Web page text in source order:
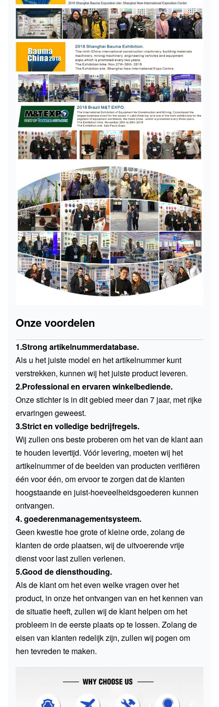
Onze voordelen
1.Strong artikelnummerdatabase.
Als u het juiste model en het artikelnummer kunt
verstrekken, kunnen wij het juiste product leveren.
2.Professional en ervaren winkelbediende.
Onze stichter is in dit gebied meer dan 7 jaar, met rijke
ervaringen geweest.
3.Strict en volledige bedrijfregels.
Wij zullen ons beste proberen om het van de klant aan
te houden levertijd. Vóór levering, moeten wij het
artikelnummer of de beelden van producten verifiëren
één voor één, om ervoor te zorgen dat de klanten
hoogstaande en juist-hoeveelheidsgoederen kunnen
ontvangen.
4. goederenmanagementsysteem.
Geen kwestie hoe grote of kleine orde, zolang de
klanten de orde plaatsen, wij de uitvoerende vrije
dienst voor last zullen verlenen.
5.Good de diensthouding.
Als de klant om het even welke vragen over het
product, in onze het ontvangen van en het kennen van
de situatie heeft, zullen wij de klant helpen om het
probleem in de eerste plaats op te lossen. Zolang de
eisen van klanten redelijk zijn, zullen wij pogen om
hen tevreden te maken.